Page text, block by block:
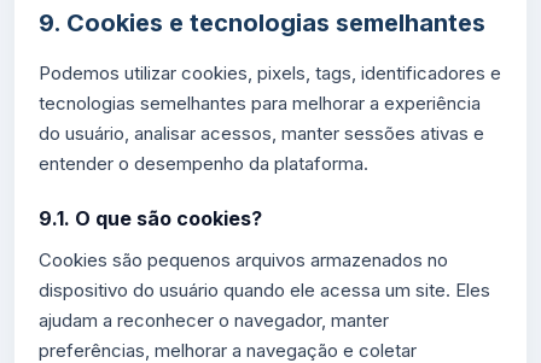
9. Cookies e tecnologias semelhantes
Podemos utilizar cookies, pixels, tags, identificadores e
tecnologias semelhantes para melhorar a experiência
do usuário, analisar acessos, manter sessões ativas e
entender o desempenho da plataforma.
9.1. O que são cookies?
Cookies são pequenos arquivos armazenados no
dispositivo do usuário quando ele acessa um site. Eles
ajudam a reconhecer o navegador, manter
preferências, melhorar a navegação e coletar